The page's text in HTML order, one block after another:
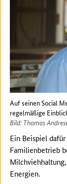
Auf seinen Social
regelmäßige
Bild: Thomas
Ein Beispiel
Familienbetrieb
Energien.